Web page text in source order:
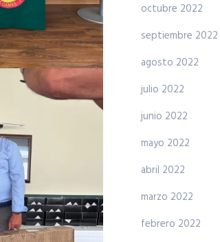
octubre 2022
septiembre 2022
agosto 2022
julio 2022
junio 2022
mayo 2022
abril 2022
marzo 2022
febrero 2022